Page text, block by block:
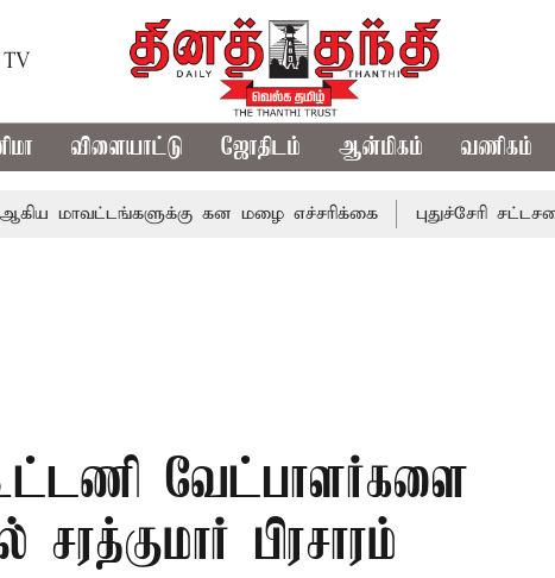
விளையாட்டு ஜோதிடம் ஆன்மிகம் வணிகம்
கன மழை எச்சரிக்கை புதுச்சேரி சட்டசபையில்
வேட்பாளர்களை
பிரசாரம்